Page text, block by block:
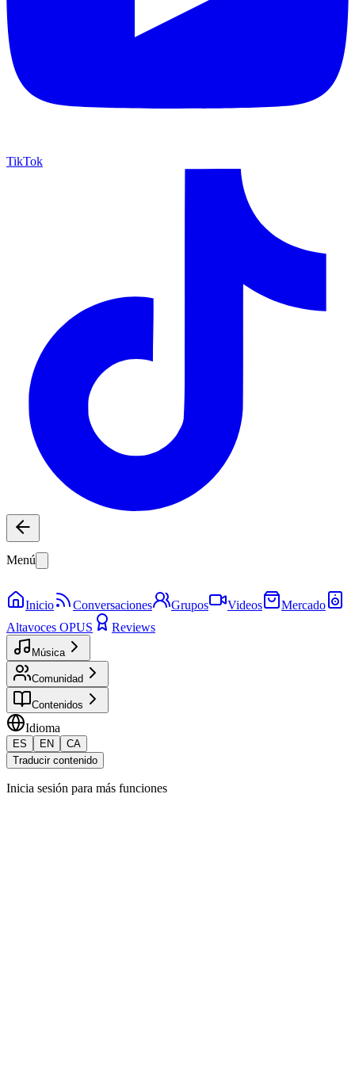
TikTok
Menú
Inicio Conversaciones Grupos Videos
Mercado
Altavoces OPUS
Reviews
Música
Comunidad
Contenidos
Idioma
ES EN
CA
Traducir contenido
Inicia sesión para más funciones